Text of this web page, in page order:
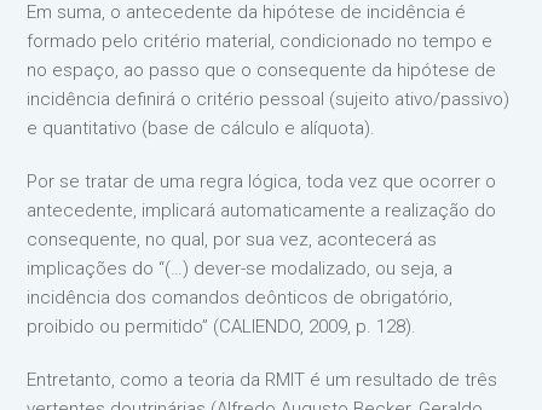
Em suma, o antecedente da hipótese de incidência é
formado pelo critério material, condicionado no tempo e
no espaço, ao passo que o consequente da hipótese de
incidência definirá o critério pessoal (sujeito ativo/passivo)
e quantitativo (base de cálculo e alíquota).
Por se tratar de uma regra lógica, toda vez que ocorrer o
antecedente, implicará automaticamente a realização do
consequente, no qual, por sua vez, acontecerá as
implicações do “(…) dever-se modalizado, ou seja, a
incidência dos comandos deônticos de obrigatório,
proibido ou permitido” (CALIENDO, 2009, p. 128).
Entretanto, como a teoria da RMIT é um resultado de três